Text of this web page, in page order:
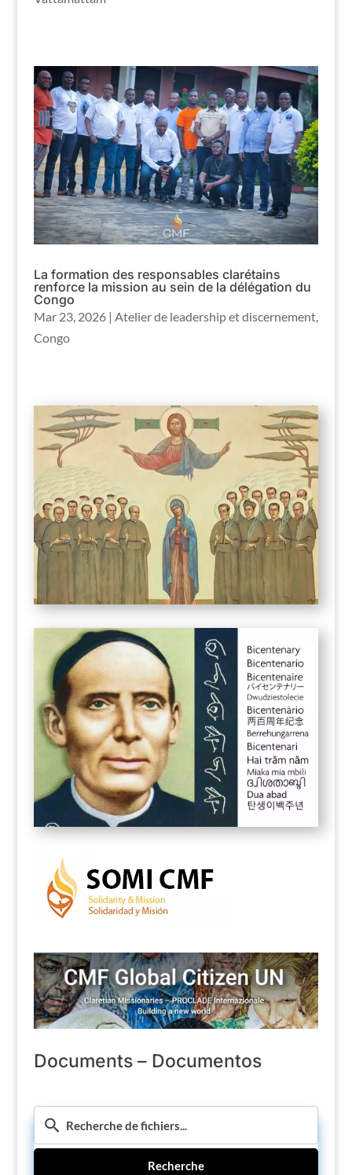
La formation des responsables clarétains
renforce la mission au sein de la délégation du
Congo
Mar 23, 2026| Atelier de leadership et discernement,
Congo
Documents – Documentos
Recherche